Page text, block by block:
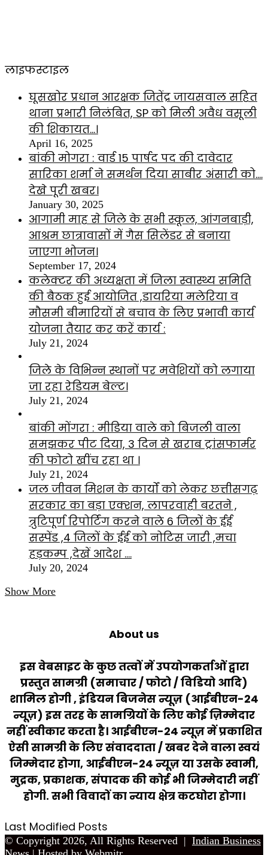
लाइफस्टाइल
घूसखोर प्रधान आरक्षक जितेंद्र जायसवाल सहित
थाना प्रभारी निलंबित, SP को मिली अवैध वसूली
की शिकायत…।
April 16, 2025
बांकी मोगरा : वार्ड 15 पार्षद पद की दावेदार
सारिका शर्मा ने समर्थन दिया साबीर अंसारी को….
देखे पूरी खबर।
January 30, 2025
आगामी माह से जिले के सभी स्कूल, आंगनबाड़ी,
आश्रम छात्रावासों में गैस सिलेंडर से बनाया
जाएगा भोजन।
September 17, 2024
कलेक्टर की अध्यक्षता में जिला स्वास्थ्य समिति
की बैठक हुई आयोजित ,डायरिया मलेरिया व
मौसमी बीमारियों से बचाव के लिए प्रभावी कार्य
योजना तैयार कर करें कार्य :
July 21, 2024
जिले के विभिन्न स्थानों पर मवेशियों को लगाया
जा रहा रेडियम बेल्ट।
July 21, 2024
बांकी मोंगरा : मीडिया वाले को बिजली वाला
समझकर पीट दिया, 3 दिन से खराब ट्रांसफार्मर
की फोटो खींच रहा था ।
July 21, 2024
जल जीवन मिशन के कार्यों को लेकर छत्तीसगढ़
सरकार का बड़ा एक्शन, लापरवाही बरतने ,
त्रुटिपूर्ण रिपोर्टिंग करने वाले 6 जिलों के ईई
सस्पेंड ,4 जिलों के ईई को नोटिस जारी ,मचा
हड़कम्प ,देखें आदेश ….
July 20, 2024
Show More
About us
इस वेबसाइट के कुछ तत्वों में उपयोगकर्ताओं द्वारा
प्रस्तुत सामग्री (समाचार / फोटो / विडियो आदि)
शामिल होगी , इंडियन बिजनेस न्यूज़ (आईबीएन-24
न्यूज़) इस तरह के सामग्रियों के लिए कोई ज़िम्मेदार
नहीं स्वीकार करता है। आईबीएन-24 न्यूज़ में प्रकाशित
ऐसी सामग्री के लिए संवाददाता / खबर देने वाला स्वयं
जिम्मेदार होगा, आईबीएन-24 न्यूज़ या उसके स्वामी,
मुद्रक, प्रकाशक, संपादक की कोई भी जिम्मेदारी नहीं
होगी. सभी विवादों का न्याय क्षेत्र कटघोरा होगा।
Last Modified Posts
© Copyright 2026, All Rights Reserved | Indian Business